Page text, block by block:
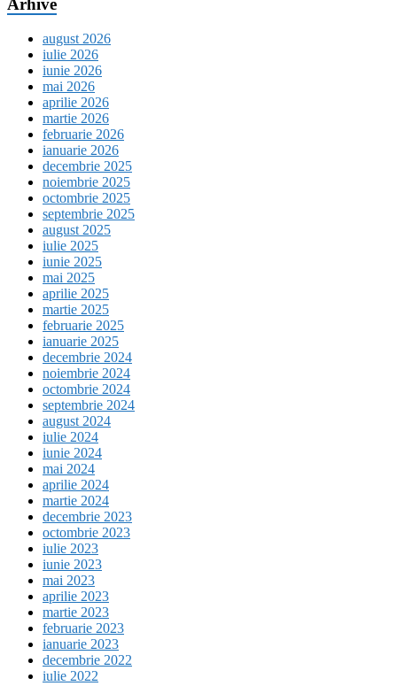
Arhive
august 2026
iulie 2026
iunie 2026
mai 2026
aprilie 2026
martie 2026
februarie 2026
ianuarie 2026
decembrie 2025
noiembrie 2025
octombrie 2025
septembrie 2025
august 2025
iulie 2025
iunie 2025
mai 2025
aprilie 2025
martie 2025
februarie 2025
ianuarie 2025
decembrie 2024
noiembrie 2024
octombrie 2024
septembrie 2024
august 2024
iulie 2024
iunie 2024
mai 2024
aprilie 2024
martie 2024
decembrie 2023
octombrie 2023
iulie 2023
iunie 2023
mai 2023
aprilie 2023
martie 2023
februarie 2023
ianuarie 2023
decembrie 2022
iulie 2022